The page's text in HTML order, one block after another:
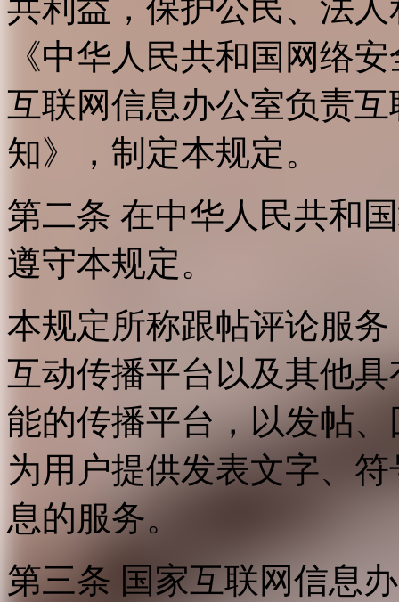
共利益，保护公民、法
《中华人民共和国网络
互联网信息办公室负责
知》，制定本规定。
第二条 在中华人民共和
遵守本规定。
本规定所称跟帖评论服
互动传播平台以及其他
能的传播平台，以发帖
为用户提供发表文字、
息的服务。
第三条 国家互联网信息